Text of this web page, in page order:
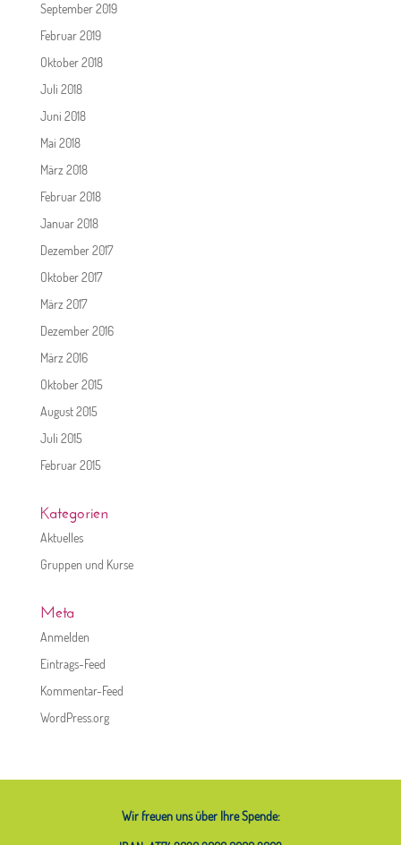
September 2019
Februar 2019
Oktober 2018
Juli 2018
Juni 2018
Mai 2018
März 2018
Februar 2018
Januar 2018
Dezember 2017
Oktober 2017
März 2017
Dezember 2016
März 2016
Oktober 2015
August 2015
Juli 2015
Februar 2015
Kategorien
Aktuelles
Gruppen und Kurse
Meta
Anmelden
Eintrags-Feed
Kommentar-Feed
WordPress.org
Wir freuen uns über Ihre Spende: